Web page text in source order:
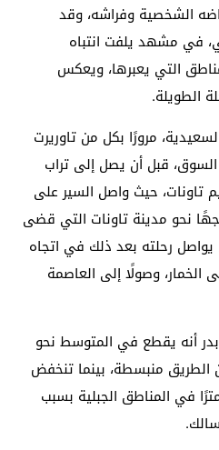
الشخصية وفراشه، وقد
في مشهد يلفت انتباه
التي يعبرها، ويعكس
الطويلة.
مرورًا بكل من تاوريرت
قبل أن يصل إلى تراب
تاونات، حيث واصل السير على
الجهوية رقم 510، متجهًا نحو مدينة تاونات التي قضى
رحلته بعد ذلك في اتجاه
وصولًا إلى العاصمة
أنه يقطع في المتوسط نحو
الطريق منبسطة، بينما تنخفض
حوالي 45 كيلومترًا في المناطق الجبلية بسبب